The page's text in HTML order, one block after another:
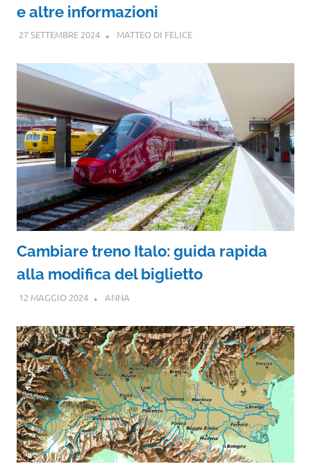
e altre informazioni
27 SETTEMBRE 2024 MATTEO DI FELICE
Cambiare treno Italo: guida rapida
alla modifica del biglietto
12 MAGGIO 2024 ANNA